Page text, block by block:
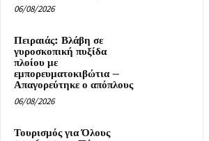
06/08/2026
Πειραιάς: Βλάβη σε
γυροσκοπική πυξίδα
πλοίου με
εμπορευματοκιβώτια –
Απαγορεύτηκε ο απόπλους
06/08/2026
Τουρισμός για Όλους